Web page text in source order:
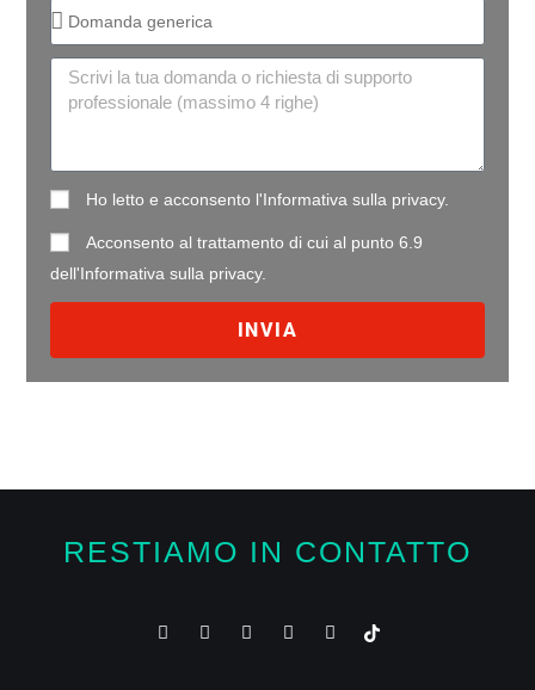
Ho letto e acconsento l'Informativa sulla privacy.
Acconsento al trattamento di cui al punto 6.9
dell'Informativa sulla privacy.
INVIA
RESTIAMO IN CONTATTO